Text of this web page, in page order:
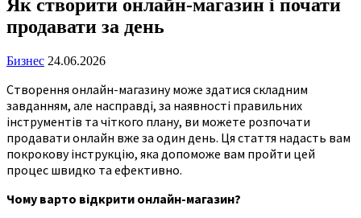
Як створити онлайн-магазин і почати
продавати за день
Бизнес 24.06.2026
Створення онлайн-магазину може здатися складним
завданням, але насправді, за наявності правильних
інструментів та чіткого плану, ви можете розпочати
продавати онлайн вже за один день. Ця стаття надасть вам
покрокову інструкцію, яка допоможе вам пройти цей
процес швидко та ефективно.
Чому варто відкрити онлайн-магазин?